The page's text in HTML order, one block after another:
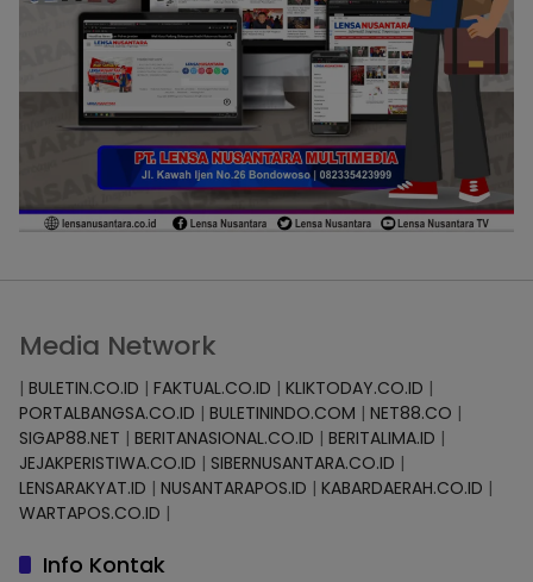
Media Network
| BULETIN.CO.ID | FAKTUAL.CO.ID | KLIKTODAY.CO.ID |
PORTALBANGSA.CO.ID | BULETININDO.COM | NET88.CO |
SIGAP88.NET | BERITANASIONAL.CO.ID | BERITALIMA.ID |
JEJAKPERISTIWA.CO.ID | SIBERNUSANTARA.CO.ID |
LENSARAKYAT.ID | NUSANTARAPOS.ID | KABARDAERAH.CO.ID |
WARTAPOS.CO.ID |
Info Kontak